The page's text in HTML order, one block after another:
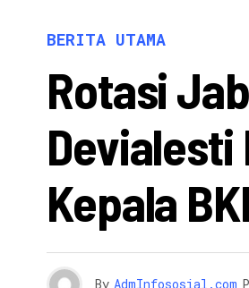
BERITA UTAMA
Rotasi
Kepala
By AdmInfososial.com